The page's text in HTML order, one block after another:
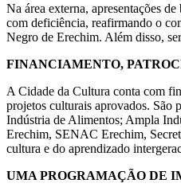
Na área externa, apresentações
com deficiência, reafirmando o
Negro de Erechim. Além disso,
FINANCIAMENTO,
A Cidade da Cultura conta com
projetos culturais aprovados. São
Indústria de Alimentos; Ampla
Erechim, SENAC Erechim,
cultura e do aprendizado
UMA PROGRAMAÇÃO DE